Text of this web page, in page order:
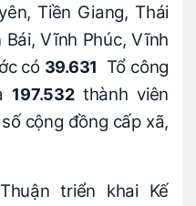
Tiền Giang, Thái
Bái, Vĩnh Phúc, Vĩnh
có 39.631
Tổ công
197.532thành viên
cộng đồng cấp xã,
triển khai Kế